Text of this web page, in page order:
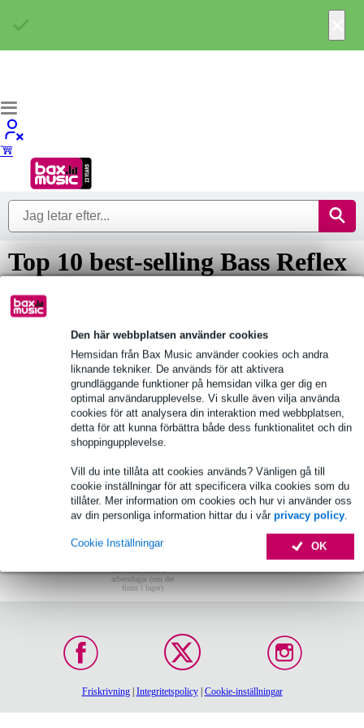
Den här webbplatsen använder cookies
Hemsidan från Bax Music använder cookies och andra
liknande tekniker. De används för att aktivera
grundläggande funktioner på hemsidan vilka ger dig en
optimal användarupplevelse. Vi skulle även vilja använda
cookies för att analysera din interaktion med webbplatsen,
detta för att kunna förbättra både dess funktionalitet och din
shoppingupplevelse.
Vill du inte tillåta att cookies används? Vänligen gå till
cookie inställningar för att specificera vilka cookies som du
tillåter. Mer information om cookies och hur vi använder oss
av din personliga information hittar du i vår privacy policy.
OK
Cookie Inställningar
Top 10 best-selling Bass Reflex
Port
säljande Bass Reflex Port. Inte riktigt vad du letar efter ? Gå då
vidare till 'Alla Bass Reflex Port'och ta dig en titt på hela vårt...
basreflexport
Leverans inom 3-4
arbetsdagar (om det
finns i lager)
Friskrivning| Integritetspolicy| Cookie-inställningar